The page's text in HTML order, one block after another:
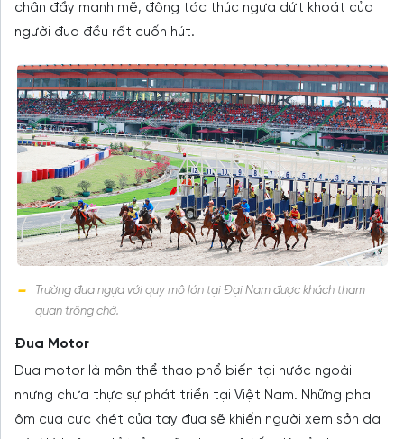
chân đầy mạnh mẽ, động tác thúc ngựa dứt khoát của
người đua đều rất cuốn hút.
Trường đua ngựa với quy mô lớn tại Đại Nam được khách tham
quan trông chờ.
Đua Motor
Đua motor là môn thể thao phổ biến tại nước ngoài
nhưng chưa thực sự phát triển tại Việt Nam. Những pha
ôm cua cực khét của tay đua sẽ khiến người xem sởn da